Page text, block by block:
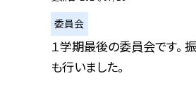
委員会
１学期最後の委員会です。
も行いました。